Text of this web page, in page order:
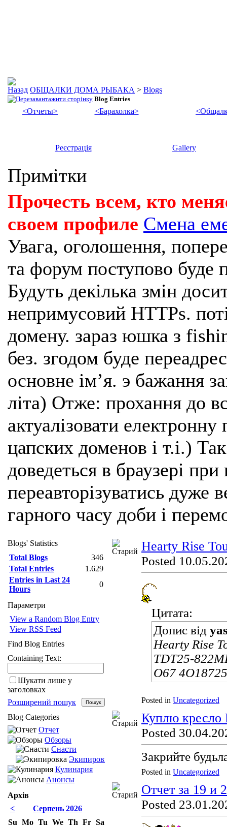
ОБЩАЛКИ ДОМА РЫБАКА > Blogs
Blog Entries
<Отчеты> <Барахолка>
Реєстрація Gallery
Примітки
Прочесть всем, кто
своем профиле Смена
Увага, оголошення,
та форум поступово буде
Будуть декілька змін
непримусовий HTTPs.
домену. зараз юшка з
без. згодом буде
основне імʼя. э бажання
літа) Отже: прохання до
актуалізовати
цапских доменов і т.і.)
доведеться в браузері
переавторізуватись
гарного часу доби і
Hearty Rise
Posted
Цитата:
Допис від
Hearty Rise
TDT25-
O67 4O18725
Posted in Uncategorized
Куплю кресло
Posted
Закрийте
Posted in Uncategorized
Отчет за 19 и
Posted
Blogs' Statistics
Total Blogs
346
Total Entries
1.629
Entries in Last 24
Hours
0
Параметри
View a Random Blog Entry
View RSS Feed
Find Blog Entries
Containing Text:
Шукати лише у
заголовках
Розширений пошук
Blog Categories
Отчет
Обзоры
Снасти
Экипировка
Кулинария
Анонсы
Архів
<
Серпень 2026
Su Mo Tu We Th Fr Sa